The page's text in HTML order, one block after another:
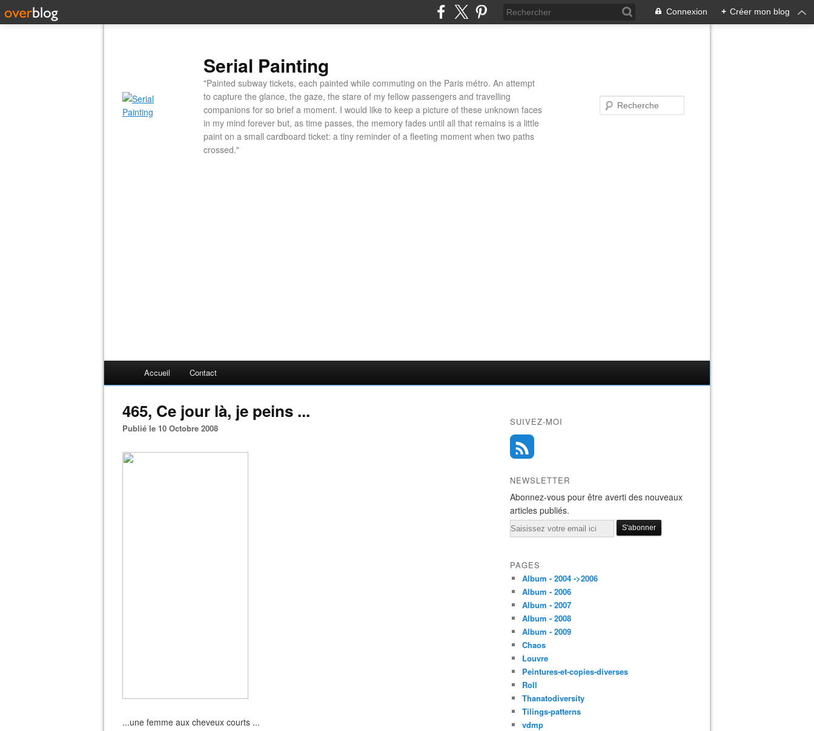
Connexion + Créer mon blog
Serial Painting
"Painted subway tickets, each painted while commuting on the Paris métro. An attempt
to capture the glance, the gaze, the stare of my fellow passengers and travelling
companions for so brief a moment. I would like to keep a picture of these unknown faces
in my mind forever but, as time passes, the memory fades until all that remains is a little
paint on a small cardboard ticket: a tiny reminder of a fleeting moment when two paths
crossed."
Accueil Contact
465, Ce jour là, je peins ...
Publié le 10 Octobre 2008
...une femme aux cheveux courts ...
SUIVEZ-MOI
NEWSLETTER
Abonnez-vous pour être averti des nouveaux
articles publiés.
Email
PAGES
Album - 2004 ->2006
Album - 2006
Album - 2007
Album - 2008
Album - 2009
Chaos
Louvre
Peintures-et-copies-diverses
Roll
Thanatodiversity
Tilings-patterns
vdmp